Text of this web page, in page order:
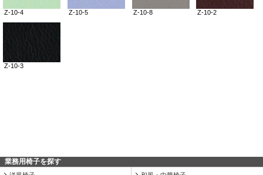
業務用椅子を探す